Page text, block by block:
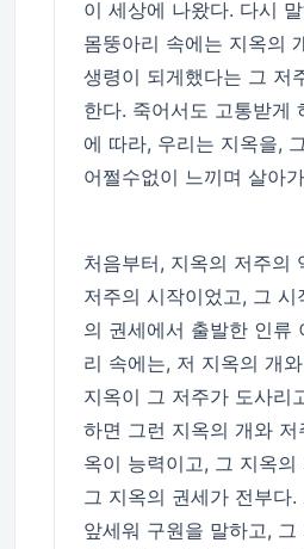
이 세상에 나왔다. 다시
몸뚱아리 속에는 지옥의
생령이 되게했다는 그 저
한다. 죽어서도 고통받게
에 따라, 우리는 지옥을,
어쩔수없이 느끼며 살아
처음부터, 지옥의 저주의
저주의 시작이었고, 그 시
의 권세에서 출발한 인류
리 속에는, 저 지옥의 개
지옥이 그 저주가 도사리
하면 그런 지옥의 개와
옥이 능력이고, 그 지옥의
그 지옥의 권세가 전부다
앞세워 구원을 말하고, 그